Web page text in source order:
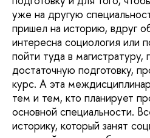
уже на другую
пришел на историю, вдруг
интересна социология или
пойти туда в магистратуру,
достаточную подготовку,
курс. А эта
тем и тем, кто планирует
основной специальности.
историку, который занят